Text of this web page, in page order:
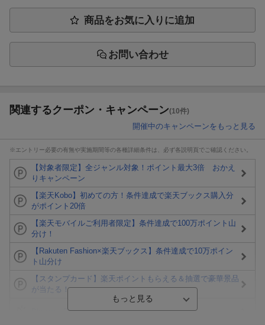
商品をお気に入りに追加
お問い合わせ
関連するクーポン・キャンペーン(10件)
開催中のキャンペーンをもっと見る
※エントリー必要の有無や実施期間等の各種詳細条件は、必ず各説明頁でご確認ください。
【対象者限定】全ジャンル対象！ポイント最大3倍 おかえ
りキャンペーン
【楽天Kobo】初めての方！条件達成で楽天ブックス購入分
がポイント20倍
【楽天モバイルご利用者限定】条件達成で100万ポイント山
分け！
【Rakuten Fashion×楽天ブックス】条件達成で10万ポイン
ト山分け
【スタンプカード】楽天ポイントもらえる＆抽選で豪華景品
が当たる！
Blu-ray・DVDセール・お買い得情報